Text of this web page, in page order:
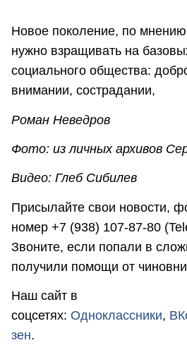
Новое поколение, по
нужно взращивать на
социального общества:
внимании, сострадании,
Роман Неведров
Фото: из личных архивов
Видео: Глеб Сибилев
Присылайте свои новости,
номер +7 (938) 107-87-80
Звоните, если попали в
получили помощи от
Наш сайт в
соцсетях: Одноклассники,
зен.